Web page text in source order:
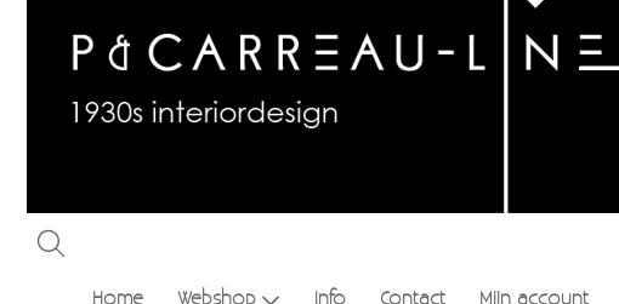
Home Webshop Info Contact Mijn account